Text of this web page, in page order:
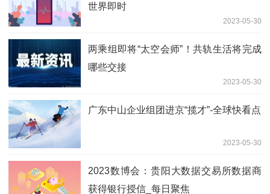
世界即时
2023-05-30
两乘组即将“太空会师”！共轨生活将完成
哪些交接
2023-05-30
广东中山企业组团进京“揽才”-全球快看点
2023-05-30
2023数博会：贵阳大数据交易所数据商
获得银行授信_每日聚焦